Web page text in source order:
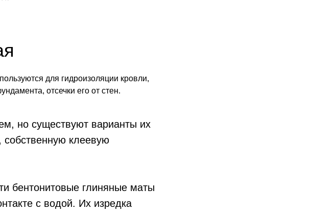
для гидроизоляции кровли,
отсечки его от стен.
но существуют варианты их
собственную клеевую
бентонитовые глиняные маты
с водой. Их изредка